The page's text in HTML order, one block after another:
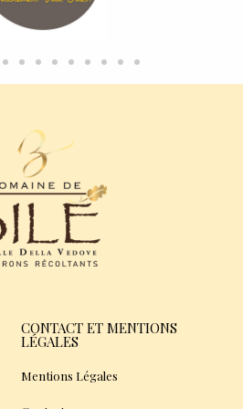
CONTACT ET MENTIONS
LÉGALES
Mentions Légales